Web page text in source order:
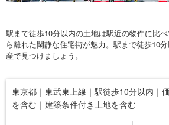
駅まで徒歩10分以内の土地は駅近の物件に比
ら離れた閑静な住宅街が魅力。駅まで徒歩10
産で見つけましょう。
東京都｜東武東上線｜駅徒歩10分以内｜
を含む｜建築条件付き土地を含む